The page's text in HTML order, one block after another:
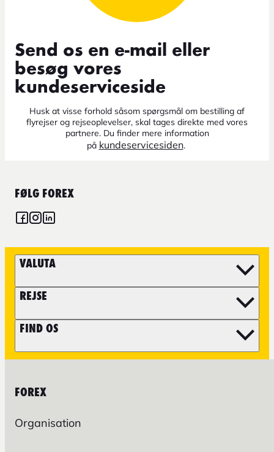
Send os en e-mail eller
besøg vores
kundeserviceside
Husk at visse forhold såsom spørgsmål om bestilling af
flyrejser og rejseoplevelser, skal tages direkte med vores
partnere. Du finder mere information
på kundeservicesiden.
FØLG FOREX
VALUTA
REJSE
FIND OS
FOREX
Organisation